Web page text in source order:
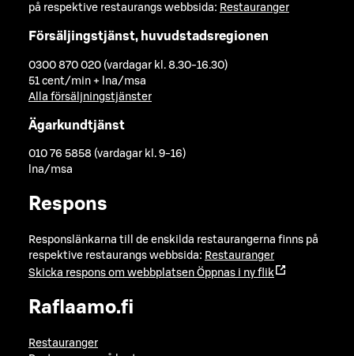
på respektive restaurangs webbsida: Restauranger
Försäljingstjänst, huvudstadsregionen
0300 870 020 (vardagar kl. 8.30-16.30)
51 cent/min + lna/msa
Alla försäljningstjänster
Ägarkundtjänst
010 76 5858 (vardagar kl. 9-16)
lna/msa
Respons
Responslänkarna till de enskilda restaurangerna finns på
respektive restaurangs webbsida: Restauranger
Skicka respons om webbplatsen Öppnas i ny flik
Raflaamo.fi
Restauranger